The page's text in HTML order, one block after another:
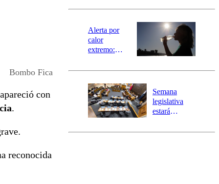
Bombo Fica
con
.
reconocida
revisa la
epicentro
Alerta por
calor
extremo:
activa Alerta
Preventiva en
tres comunas
Semana
legislativa
estará
el fin de la